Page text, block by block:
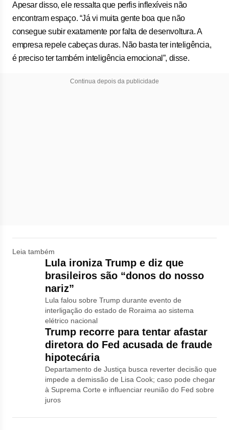
Apesar disso, ele ressalta que perfis inflexíveis não
encontram espaço. “Já vi muita gente boa que não
consegue subir exatamente por falta de desenvoltura. A
empresa repele cabeças duras. Não basta ter inteligência,
é preciso ter também inteligência emocional”, disse.
Continua depois da publicidade
Leia também
Lula ironiza Trump e diz que
brasileiros são “donos do nosso
nariz”
Lula falou sobre Trump durante evento de
interligação do estado de Roraima ao sistema
elétrico nacional
Trump recorre para tentar afastar
diretora do Fed acusada de fraude
hipotecária
Departamento de Justiça busca reverter decisão que
impede a demissão de Lisa Cook; caso pode chegar
à Suprema Corte e influenciar reunião do Fed sobre
juros